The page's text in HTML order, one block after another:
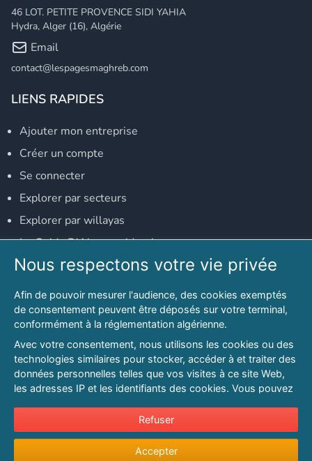
46 LOT. PETITE PROVENCE SIDI YAHIA
Hydra, Alger (16), Algérie
Email
contact@lespagesmaghreb.com
LIENS RAPIDES
Ajouter mon entreprise
Créer un compte
Se connecter
Explorer par secteurs
Explorer par willayas
Le Guide D'Alger, guide-alger.com
NOS RÉSEAUX SOCIAUX
Notre page Facebook
Notre page LinkedIn
Notre page Instagram
Notre page Twitter
© 2026 PAGESMAGHREB.COM. ALL RIGHTS RESERVED
Conditions générales d'utilisation
Nous respectons votre vie privée
Afin de pouvoir mesurer l'audience, des cookies exemptés
de consentement peuvent être déposés sur votre terminal,
conformément à la réglementation algérienne.
Avec votre consentement, nous utilisons les cookies ou des
technologies similaires pour stocker, accéder à et traiter des
données personnelles telles que vos visites à ce site Web,
les adresses IP et les identifiants des cookies. Vous pouvez
sur l'intérêt légitime à tout moment en cliquant sur « Refuser
».
Pour en savoir plus sur notre politique en matière de cookies
Refuser
Accepter